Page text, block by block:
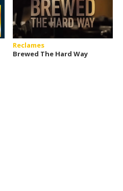
Reclames
Brewed The Hard Way